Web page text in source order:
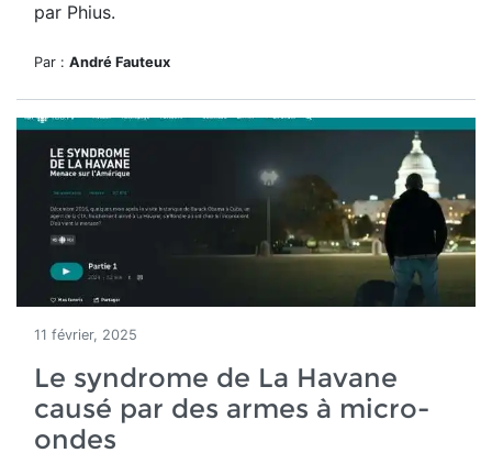
par Phius.
Par : André Fauteux
11 février, 2025
Le syndrome de La Havane
causé par des armes à micro-
ondes